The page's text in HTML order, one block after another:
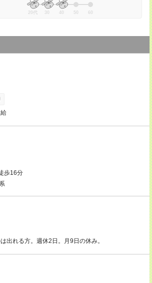
20代 30 40 50 60
歩16分
出れる方。週休2日。月9日の休み。